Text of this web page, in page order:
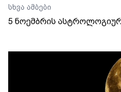
სხვა ამბები
5 ნოემბრის